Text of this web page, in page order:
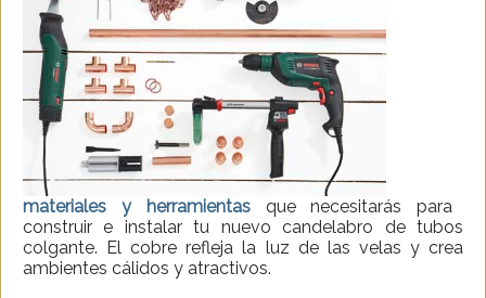
materiales y herramientasque necesitarás para
construir e instalar tu nuevo candelabro de tubos
colgante. El cobre refleja la luz de las velas y crea
ambientes cálidos y atractivos.